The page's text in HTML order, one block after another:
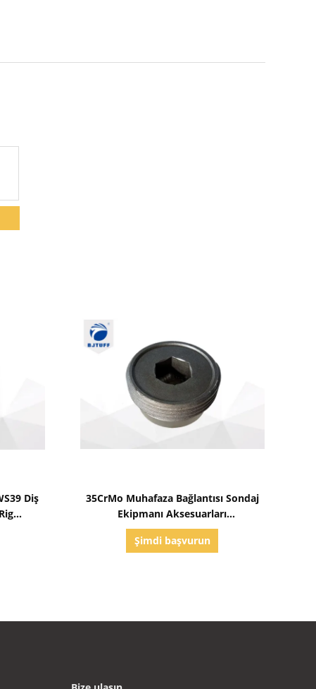
Diş
35CrMo Muhafaza Bağlantısı Sondaj
Ekipmanı Aksesuarları
L100mmxW40mmxH38mm
Şimdi başvurun